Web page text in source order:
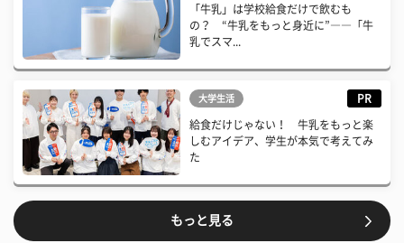
「牛乳」は学校給食だけで飲むも
の？ “牛乳をもっと身近に”――「牛
乳でスマ...
大学生活 PR
給食だけじゃない！ 牛乳をもっと楽
しむアイデア、学生が本気で考えてみ
た
もっと見る